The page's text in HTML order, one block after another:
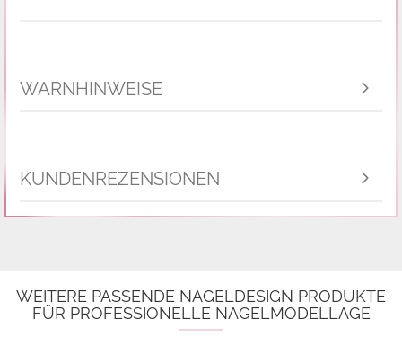
WARNHINWEISE
KUNDENREZENSIONEN
WEITERE PASSENDE NAGELDESIGN PRODUKTE
FÜR PROFESSIONELLE NAGELMODELLAGE